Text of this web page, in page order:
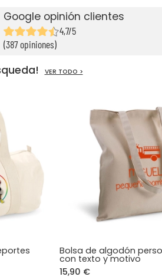
Google opinión clientes
4,7/5
(387 opiniones)
VER TODO >
Bolsa de algodón
con texto y motivo
15,90 €